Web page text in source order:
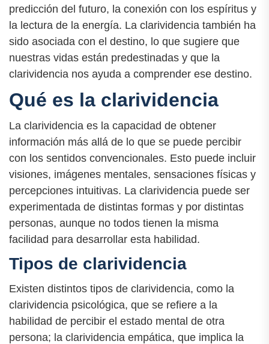
predicción del futuro, la conexión con los espíritus y
la lectura de la energía. La clarividencia también ha
sido asociada con el destino, lo que sugiere que
nuestras vidas están predestinadas y que la
clarividencia nos ayuda a comprender ese destino.
Qué es la clarividencia
La clarividencia es la capacidad de obtener
información más allá de lo que se puede percibir
con los sentidos convencionales. Esto puede incluir
visiones, imágenes mentales, sensaciones físicas y
percepciones intuitivas. La clarividencia puede ser
experimentada de distintas formas y por distintas
personas, aunque no todos tienen la misma
facilidad para desarrollar esta habilidad.
Tipos de clarividencia
Existen distintos tipos de clarividencia, como la
clarividencia psicológica, que se refiere a la
habilidad de percibir el estado mental de otra
persona; la clarividencia empática, que implica la